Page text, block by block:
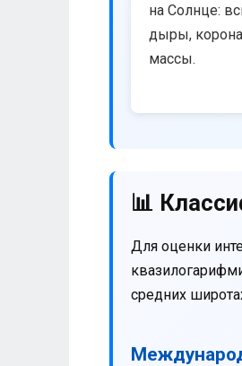
на Солнце:
дыры,
массы.
📊
Для оценки
средних